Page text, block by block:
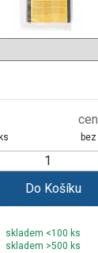
bez
Do Košíku
skladem <100 ks
skladem >500 ks